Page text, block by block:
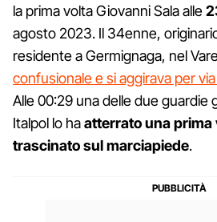
la prima volta Giovanni Sala alle
agosto 2023. Il 34enne,
residente a Germignaga, nel
confusionale e si aggirava per
Alle 00:29 una delle due guardie
Italpol lo haatterrato una prima
trascinato sul marciapiede.